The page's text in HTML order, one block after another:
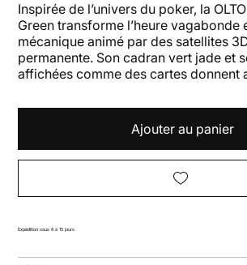
Inspirée de l’univers du poker, la
Green transforme l’heure vagabonde
mécanique animé par des satellites
permanente. Son cadran vert jade et
affichées comme des cartes donnent
Ajouter au panier
Expédition sous 8 à 15 jours